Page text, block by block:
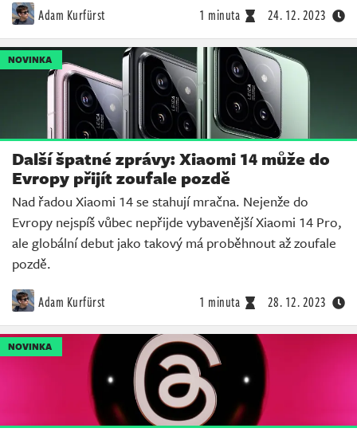
Adam Kurfürst 1 minuta 24. 12. 2023
NOVINKA
Další špatné zprávy: Xiaomi 14 může do
Evropy přijít zoufale pozdě
Nad řadou Xiaomi 14 se stahují mračna. Nejenže do
Evropy nejspíš vůbec nepřijde vybavenější Xiaomi 14 Pro,
ale globální debut jako takový má proběhnout až zoufale
pozdě.
Adam Kurfürst 1 minuta 28. 12. 2023
NOVINKA